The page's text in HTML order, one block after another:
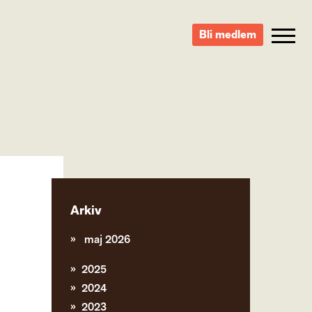
Bli medlem
Arkiv
maj 2026
2025
2024
2023